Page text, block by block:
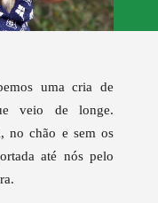
uma cria de
veio de longe.
nochão e sem os
até nós pelo